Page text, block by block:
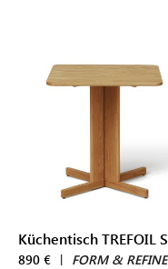
890 € | FORM & REFINE